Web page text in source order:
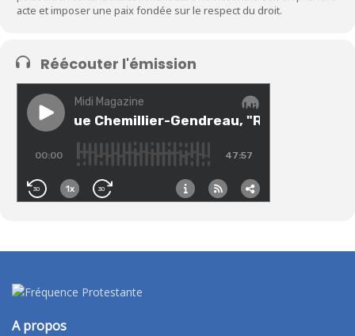
acte et imposer une paix fondée sur le respect du droit.
Réécouter l'émission
A propos